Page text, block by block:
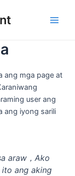
ang mga page at
user ang
ang iyong sarili
araw，Ako
ang aking